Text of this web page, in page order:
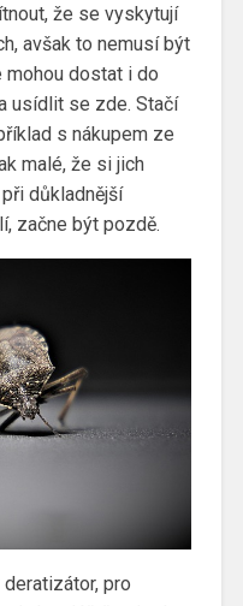
že se vyskytují
avšak to nemusí být
mohou dostat i do
usídlit se zde. Stačí
s nákupem ze
malé, že si jich
důkladnější
začne být pozdě.
pro